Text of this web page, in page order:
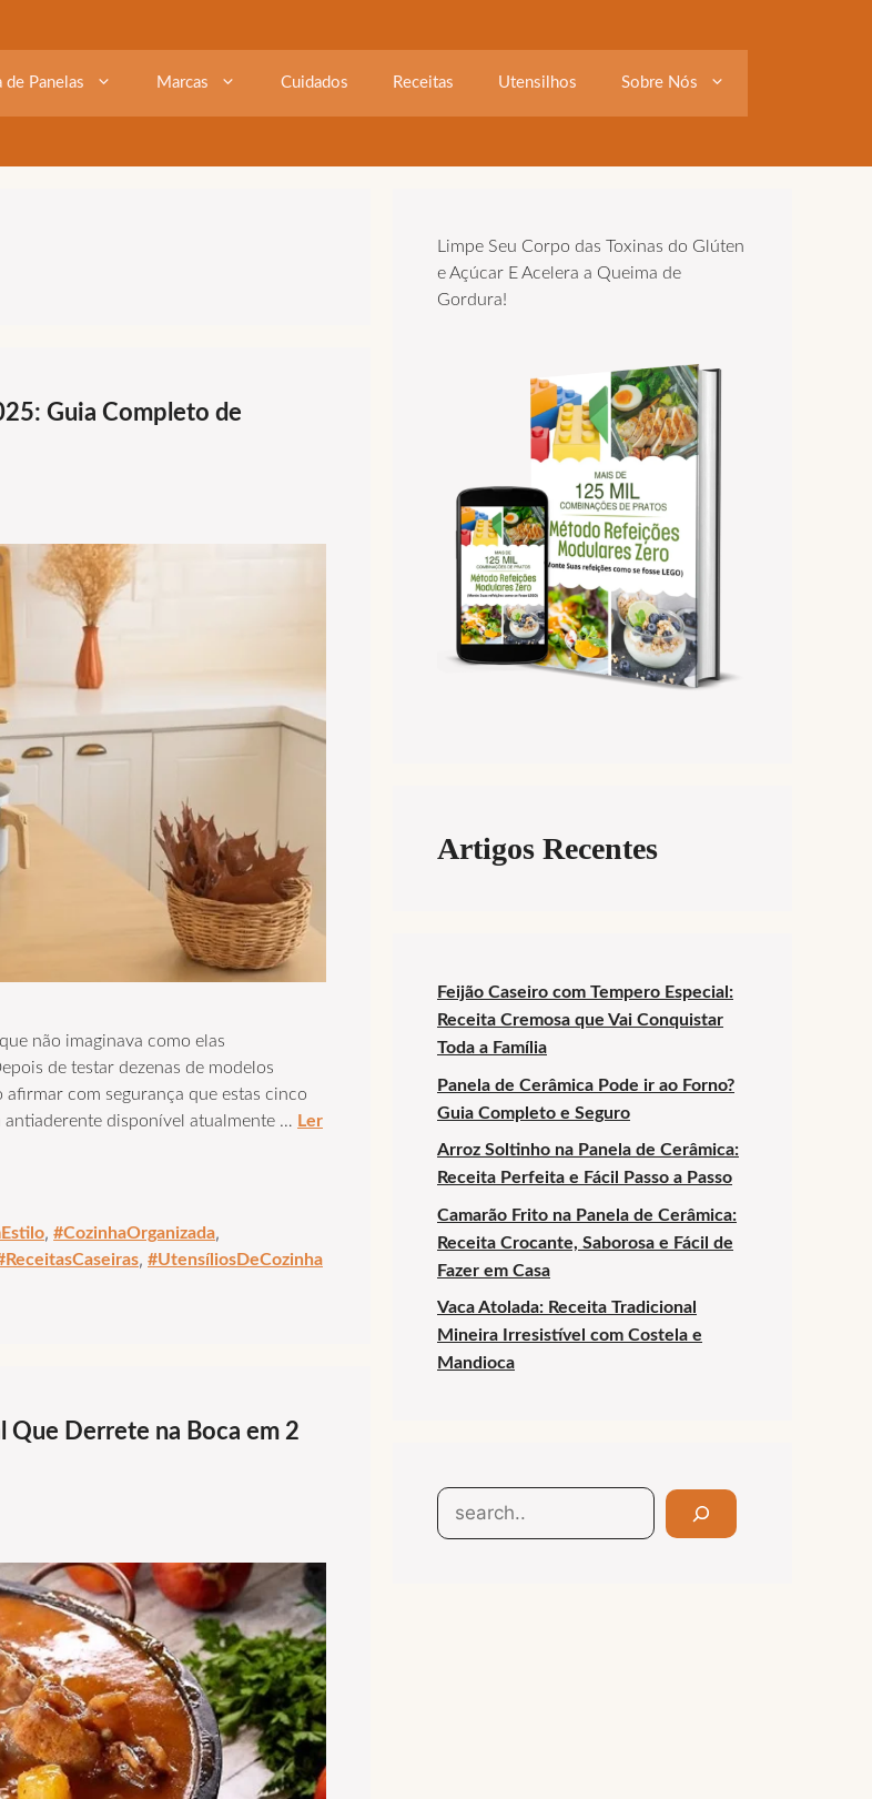
de Panelas Marcas Cuidados Receitas Utensilhos Sobre Nós
Guia Completo de
não imaginava como elas
de testar dezenas de modelos
com segurança que estas cinco
disponível atualmente … Ler
,#CozinhaOrganizada,
, #UtensíliosDeCozinha
Que Derrete na Boca em 2
Limpe Seu Corpo das Toxinas do Glúten
e Açúcar E Acelera a Queima de
Gordura!
Artigos Recentes
Feijão Caseiro com Tempero Especial:
Receita Cremosa que Vai Conquistar
Toda a Família
Panela de Cerâmica Pode ir ao Forno?
Guia Completo e Seguro
Arroz Soltinho na Panela de Cerâmica:
Receita Perfeita e Fácil Passo a Passo
Camarão Frito na Panela de Cerâmica:
Receita Crocante, Saborosa e Fácil de
Fazer em Casa
Vaca Atolada: Receita Tradicional
Mineira Irresistível com Costela e
Mandioca
Search